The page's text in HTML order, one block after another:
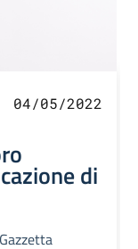
04/05/2022
di